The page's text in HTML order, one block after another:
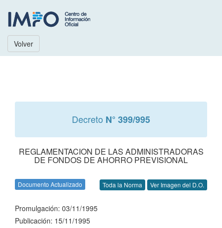
Volver
Decreto N° 399/995
REGLAMENTACION DE LAS ADMINISTRADORAS
DE FONDOS DE AHORRO PREVISIONAL
Documento Actualizado Toda la Norma Ver Imagen del D.O.
Promulgación: 03/11/1995
Publicación: 15/11/1995